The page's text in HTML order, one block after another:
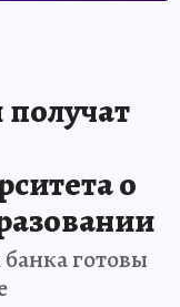
о
готовы